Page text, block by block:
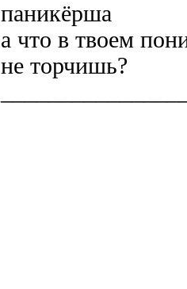
паникёрша
а что в твоем
не торчишь?